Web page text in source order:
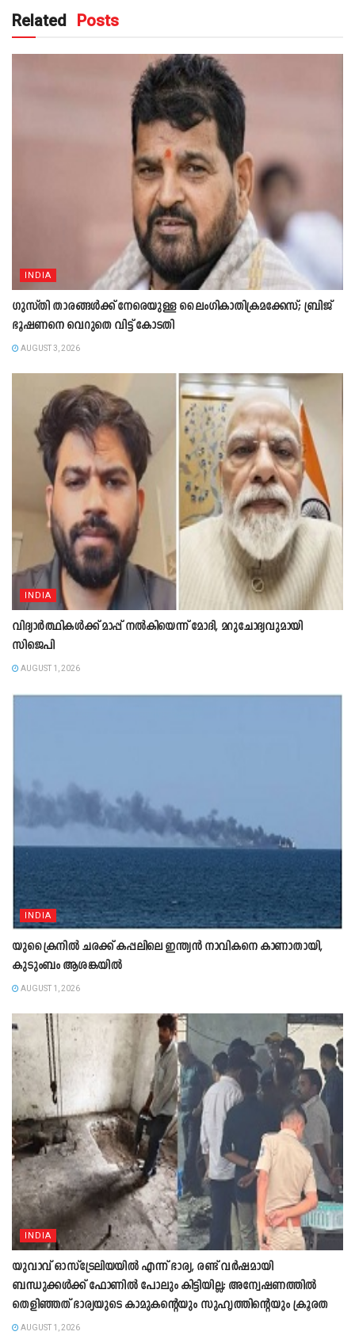
Related Posts
INDIA
ഗുസ്തി താരങ്ങൾക്ക് നേരെയുള്ള ലൈംഗികാതിക്രമക്കേസ്; ബ്രിജ്
ഭൂഷണനെ വെറുതെ വിട്ട് കോടതി
AUGUST 3, 2026
INDIA
വിദ്യാർത്ഥികൾക്ക് മാപ്പ് നൽകിയെന്ന് മോദി, മറുചോദ്യവുമായി
സിജെപി
AUGUST 1, 2026
INDIA
യുക്രൈനിൽ ചരക്ക് കപ്പലിലെ ഇന്ത്യൻ നാവികനെ കാണാതായി,
കുടുംബം ആശങ്കയിൽ
AUGUST 1, 2026
INDIA
യുവാവ് ഓസ്ട്രേലിയയിൽ എന്ന് ഭാര്യ, രണ്ട് വർഷമായി
ബന്ധുക്കൾക്ക് ഫോണിൽ പോലും കിട്ടിയില്ല; അന്വേഷണത്തിൽ
തെളിഞ്ഞത് ഭാര്യയുടെ കാമുകന്‍റെയും സുഹൃത്തിന്‍റെയും ക്രൂരത
AUGUST 1, 2026